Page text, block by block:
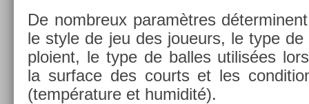
De nombreux paramètres
le style de jeu des joueurs, le type
ploient, le type de bal­les utilis­ées
la sur­face des co­urts et les
(tempéra­ture et humidité).